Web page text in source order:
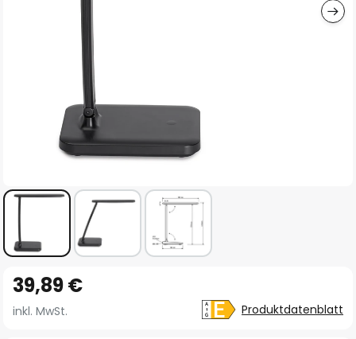
Anfang
der
39,89 €
inkl. MwSt. Produktdatenblatt